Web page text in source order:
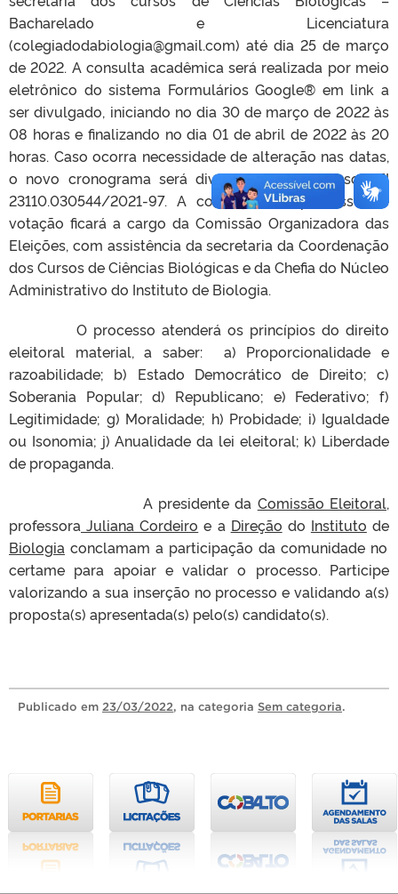
Bacharelado e Licenciatura
(colegiadodabiologia@gmail.com) até dia 25 de março
de 2022. A consulta acadêmica será realizada por meio
eletrônico do sistema Formulários Google® em link a
ser divulgado, iniciando no dia 30 de março de 2022 às
08 horas e finalizando no dia 01 de abril de 2022 às 20
horas. Caso ocorra necessidade de alteração nas datas,
o novo cronograma será divulgado no processo SEI
23110.030544/2021-97. A condução do processo de
votação ficará a cargo da Comissão Organizadora das
Eleições, com assistência da secretaria da Coordenação
dos Cursos de Ciências Biológicas e da Chefia do Núcleo
Administrativo do Instituto de Biologia.
O processo atenderá os princípios do direito
eleitoral material, a saber: a) Proporcionalidade e
razoabilidade; b) Estado Democrático de Direito; c)
Soberania Popular; d) Republicano; e) Federativo; f)
Legitimidade; g) Moralidade; h) Probidade; i) Igualdade
ou Isonomia; j) Anualidade da lei eleitoral; k) Liberdade
de propaganda.
A presidente da Comissão Eleitoral,
professora Juliana Cordeiro e a Direção do Instituto de
Biologia conclamam a participação da comunidade no
certame para apoiar e validar o processo. Participe
valorizando a sua inserção no processo e validando a(s)
proposta(s) apresentada(s) pelo(s) candidato(s).
Publicado em 23/03/2022, na categoria Sem categoria.